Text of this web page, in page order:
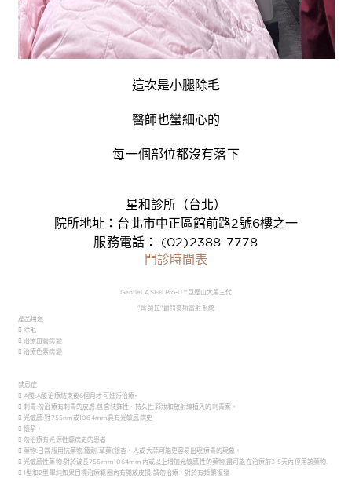
這次是小腿除毛
醫師也蠻細心的
每一個部位都沒有落下
星和診所（台北）
院所地址：台北市中正區館前路2號6樓之一
服務電話： (02)2388-7778
門診時間表
GentleLASE® Pro-U ™亞歷山大第三代
"肯第拉"爵特麥斯雷射系統
產品用途
 除毛
 治療血管病變
 治療色素病變
禁忌症
 A酸:A酸治療結束後6個月才可進行治療•
 刺青:勿治療有刺青的皮膚,包含裝飾性、持久性彩妝和放射線植入的刺青案。
 光敏感:對755nm或1064mm具有光敏感病史
 懷孕。
 勿治療有光源性癲病史的患者
 藥物:日常服用抗藥物,鐵劑,草藥(銀杏、人或大蒜可能更容易出現療青的現象。
 光敏感性藥物:對於波長755mm1064mm內或以上增加光敏感性的藥物,盡可能在治療前3-5天內停用該藥物.
 1型和2型單純如果目標治療範圈內有開放皮損,請勿治療。對於有頻繁復發